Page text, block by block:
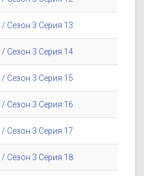
Сезон 3 Серия 13
Сезон 3 Серия 14
Сезон 3 Серия 15
Сезон 3 Серия 16
Сезон 3 Серия 17
Сезон 3 Серия 18